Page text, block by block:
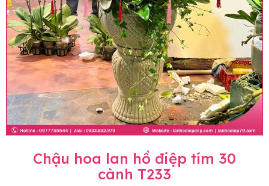
Chậu hoa lan hồ điệp tím 30
cành T233